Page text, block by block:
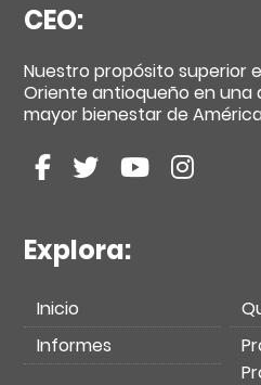
CEO:
Nuestro propósito superior
Oriente antioqueño en una
mayor bienestar de
Explora:
Inicio
Informes